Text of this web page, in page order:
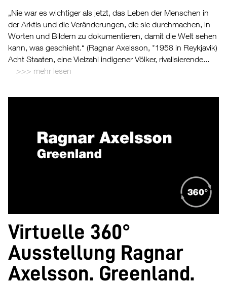
„Nie war es wichtiger als jetzt, das Leben der Menschen in
der Arktis und die Veränderungen, die sie durchmachen, in
Worten und Bildern zu dokumentieren, damit die Welt sehen
kann, was geschieht.“ (Ragnar Axelsson, *1958 in Reykjavik)
Acht Staaten, eine Vielzahl indigener Völker, rivalisierende...
mehr lesen
Virtuelle 360°
Ausstellung Ragnar
Axelsson. Greenland.